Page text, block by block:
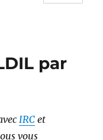
par
IRC et
vous